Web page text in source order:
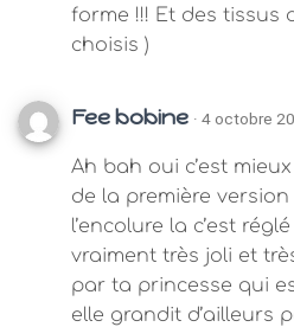
forme !!! Et des tissus
choisis )
Fee bobine · 4 octobre
Ah bah oui c’est
de la première version
l’encolure la c’est
vraiment très joli et
par ta princesse qui
elle grandit d’ailleurs